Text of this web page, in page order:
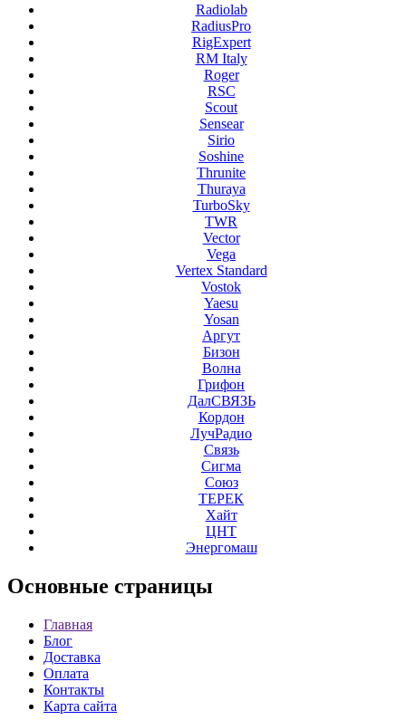
Radiolab
RadiusPro
RigExpert
RM Italy
Roger
RSC
Scout
Sensear
Sirio
Soshine
Thrunite
Thuraya
TurboSky
TWR
Vector
Vega
Vertex Standard
Vostok
Yaesu
Yosan
Аргут
Бизон
Волна
Грифон
ДалСВЯЗЬ
Кордон
ЛучРадио
Связь
Сигма
Союз
ТЕРЕК
Хайт
ЦНТ
Энергомаш
Основные страницы
Главная
Блог
Доставка
Оплата
Контакты
Карта сайта